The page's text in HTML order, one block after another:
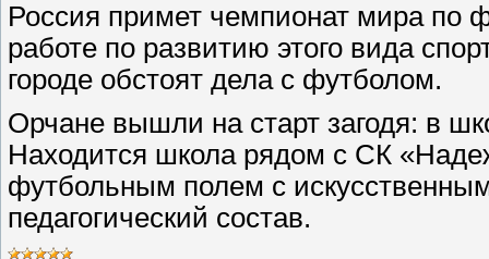
Россия примет чемпионат мира по
работе по развитию этого вида
городе обстоят дела с футболом.
Орчане вышли на старт загодя: в
Находится школа рядом с СК
футбольным полем с
педагогический состав.